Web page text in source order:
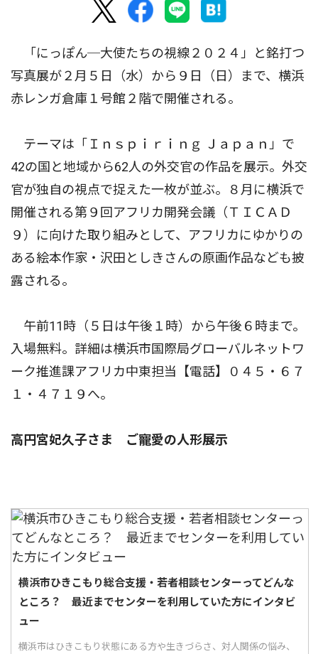
「にっぽん─大使たちの視線２０２４」と銘打つ
写真展が２月５日（水）から９日（日）まで、横浜
赤レンガ倉庫１号館２階で開催される。
テーマは「Ｉｎｓｐｉｒｉｎｇ Ｊａｐａｎ」で
42の国と地域から62人の外交官の作品を展示。外交
官が独自の視点で捉えた一枚が並ぶ。８月に横浜で
開催される第９回アフリカ開発会議（ＴＩＣＡＤ
９）に向けた取り組みとして、アフリカにゆかりの
ある絵本作家・沢田としきさんの原画作品なども披
露される。
午前11時（５日は午後１時）から午後６時まで。
入場無料。詳細は横浜市国際局グローバルネットワ
ーク推進課アフリカ中東担当【電話】０４５・６７
１・４７１９へ。
高円宮妃久子さま ご寵愛の人形展示
横浜市ひきこもり総合支援・若者相談センターってどんな
ところ？ 最近までセンターを利用していた方にインタビ
ュー
横浜市はひきこもり状態にある方や生きづらさ、対人関係の悩み、